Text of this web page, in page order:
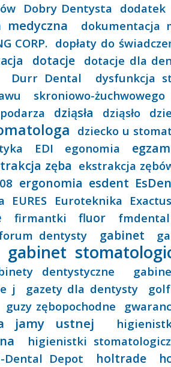
Dobry Dentysta dodatek
medyczna
dokumentacja
CORP. dopłaty do
dotacje
dotacje dla
Durr Dental
dysfunkcja
skroniowo-żuchwowego
dziąsła dziąsło
dziecko u
EDI egonomia
zęba ekstrakcja
ergonomia esdent
EURES Euroteknika
firmantki fluor
fmdental
dentysty gabinet
gabinet
dentystyczne
j
gazety dla dentysty
golf
guzy zębopochodne
jamy ustnej
higienistki
Dental Depot holtrade